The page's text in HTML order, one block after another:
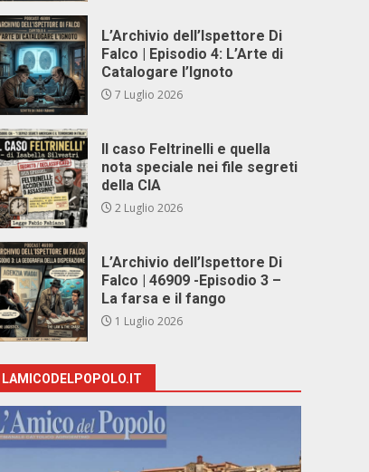
L’Archivio dell’Ispettore Di
Falco | Episodio 4: L’Arte di
Catalogare l’Ignoto
7 Luglio 2026
Il caso Feltrinelli e quella
nota speciale nei file segreti
della CIA
2 Luglio 2026
L’Archivio dell’Ispettore Di
Falco | 46909 -Episodio 3 –
La farsa e il fango
1 Luglio 2026
LAMICODELPOPOLO.IT